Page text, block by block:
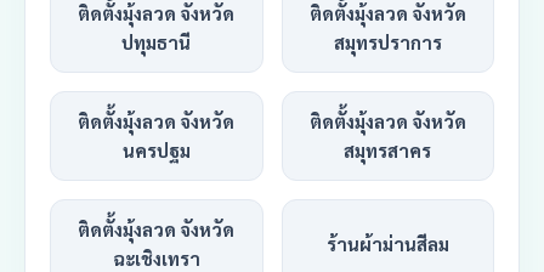
ติดตั้งมุ้งลวด จังหวัด
ปทุมธานี
ติดตั้งมุ้งลวด จังหวัด
สมุทรปราการ
ติดตั้งมุ้งลวด จังหวัด
นครปฐม
ติดตั้งมุ้งลวด จังหวัด
สมุทรสาคร
ติดตั้งมุ้งลวด จังหวัด
ฉะเชิงเทรา
ร้านผ้าม่านสีลม